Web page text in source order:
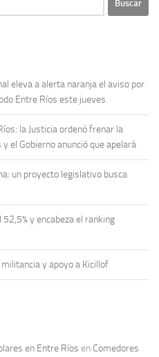
eleva a alerta naranja el aviso por
Entre Ríos este jueves
la Justicia ordenó frenar la
el Gobierno anunció que apelará
un proyecto legislativo busca
y encabeza el ranking
y apoyo a Kicillof
en Entre Ríos en Comedores